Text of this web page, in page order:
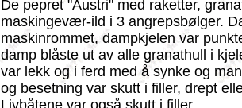
De pepret "Austri" med raketter,
maskingevær-ild i 3 angrepsbølger.
maskinrommet, dampkjelen var
damp blåste ut av alle granathull i
var lekk og i ferd med å synke og
og besetning var skutt i filler, drept
Livbåtene var også skutt i filler.